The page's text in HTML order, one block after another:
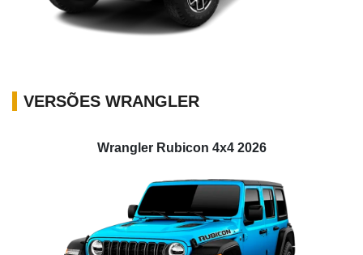
VERSÕES WRANGLER
Wrangler Rubicon 4x4 2026